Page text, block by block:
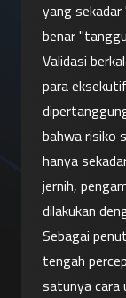
yang
benar
Validasi
para
bahwa risiko
hanya
jernih,
dilakukan
Sebagai
tengah
satunya cara